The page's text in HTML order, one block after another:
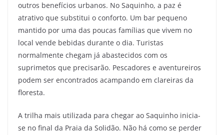
outros benefícios urbanos. No Saquinho, a paz é
atrativo que substitui o conforto. Um bar pequeno
mantido por uma das poucas famílias que vivem no
local vende bebidas durante o dia. Turistas
normalmente chegam já abastecidos com os
suprimetos que precisarão. Pescadores e aventureiros
podem ser encontrados acampando em clareiras da
floresta.
A trilha mais utilizada para chegar ao Saquinho inicia-
se no final da Praia da Solidão. Não há como se perder